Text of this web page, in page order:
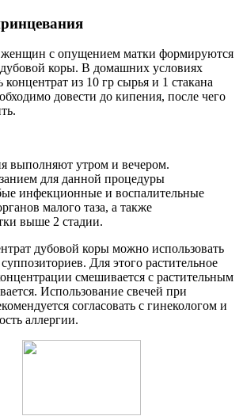
с опущением матки формируются
коры. В домашних условиях
из 10 гр сырья и 1 стакана
довести до кипения, после чего
выполняют утром и вечером.
для данной процедуры
инфекционные и воспалительные
малого таза, а также
выше 2 стадии.
дубовой коры можно использовать
Для этого растительное
смешивается с растительным
Использование свечей при
согласовать с гинекологом и
аллергии.